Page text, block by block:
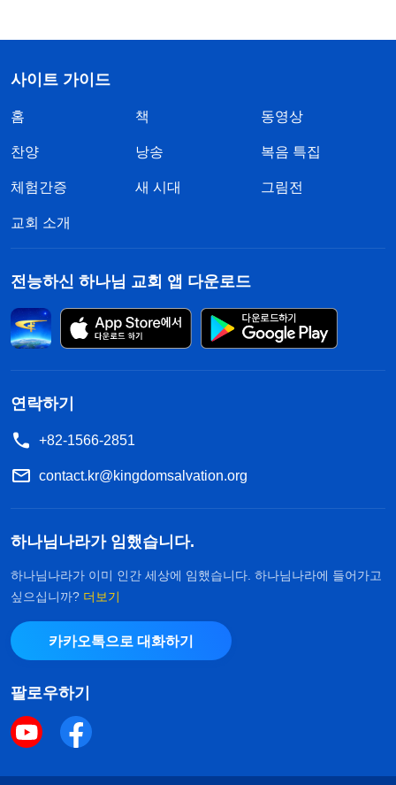
사이트 가이드
홈 책 동영상
찬양 낭송 복음 특집
체험간증 새 시대 그림전
교회 소개
전능하신 하나님 교회 앱 다운로드
연락하기
+82-1566-2851
contact.kr@kingdomsalvation.org
하나님나라가 임했습니다.
하나님나라가 이미 인간 세상에 임했습니다. 하나님나라에 들어가고
싶으십니까? 더보기
카카오톡으로 대화하기
팔로우하기